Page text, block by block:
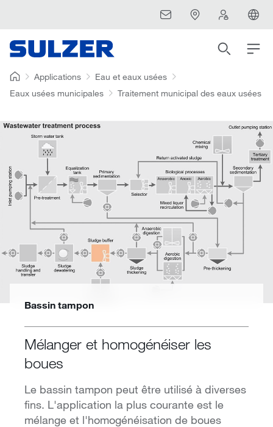
Applications
Eau et eaux usées
Eaux usées municipales
Traitement municipal des eaux usées
Bassin tampon
Mélanger et homogénéiser les
boues
Le bassin tampon peut être utilisé à diverses
fins. L'application la plus courante est le
mélange et l'homogénéisation de boues